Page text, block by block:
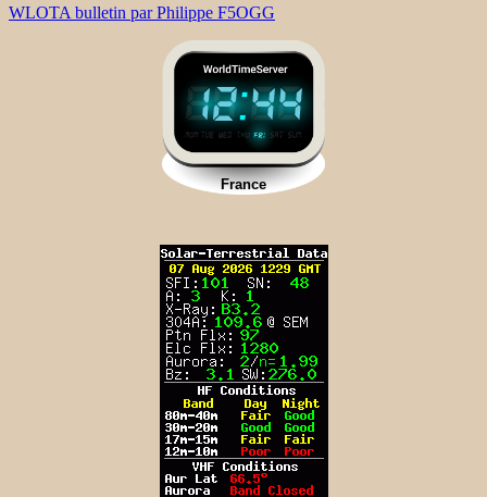
WLOTA bulletin par Philippe F5OGG